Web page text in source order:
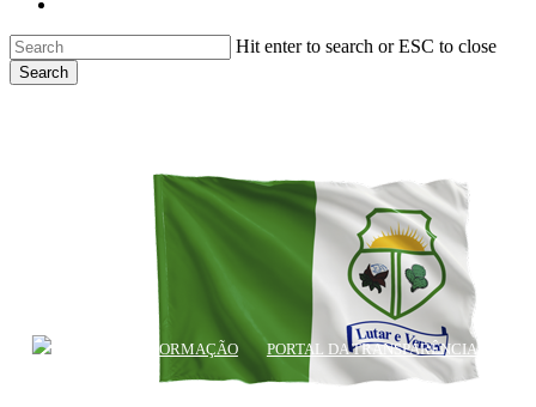
ACESSO À INFORMAÇÃO PORTAL DA TRANSPARÊNCIA
Hit enter to search or ESC to close
Search